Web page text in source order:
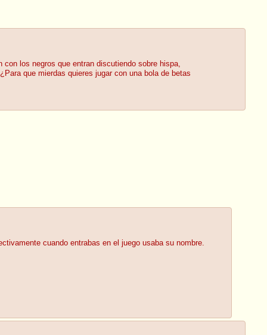
los negros que entran discutiendo sobre hispa,
que mierdas quieres jugar con una bola de betas
cuando entrabas en el juego usaba su nombre.